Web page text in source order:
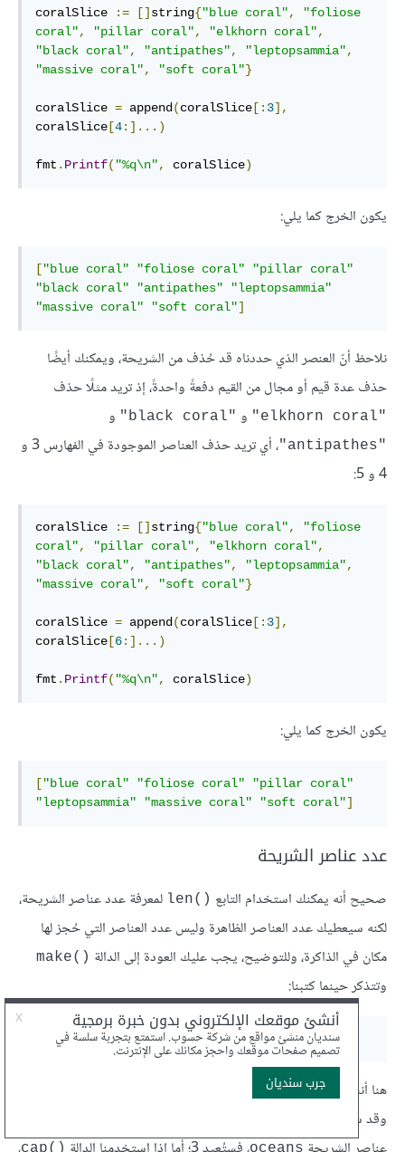
coralSlice := [] string{"blue coral",
"foliose
coral", "pillar coral", "elkhorn coral",
"black coral", "antipathes", "leptopsammia",
"massive coral", "soft coral"}
coralSlice = append(coralSlice [: 3],
coralSlice [4:]...)
fmt . Printf( "%q\n", coralSlice)
يكون الخرج كما يلي:
["blue coral" "foliose coral"
"pillar coral"
"black coral"
"antipathes"
"leptopsammia"
"massive coral"
"soft coral"]
نلاحظ أنّ العنصر الذي حددناه قد حُذف من الشريحة، ويمكنك أيضًا
حذف عدة قيم أو مجال من القيم دفعةً واحدةً، إذ تريد مثلًا حذف
"elkhorn coral" و "black coral" و
"antipathes"
، أي تريد حذف العناصر الموجودة في الفهارس 3 و
4 و 5:
coralSlice := [] string{"blue coral",
"foliose
coral", "pillar coral", "elkhorn coral",
"black coral", "antipathes", "leptopsammia",
"massive coral", "soft coral"}
coralSlice = append(coralSlice [: 3],
coralSlice [6:]...)
fmt . Printf( "%q\n", coralSlice)
يكون الخرج كما يلي:
["blue coral" "foliose coral"
"pillar coral"
"leptopsammia"
"massive coral" "soft coral"]
عدد عناصر الشريحة
صحيح أنه يمكنك استخدام التابع ()len
لمعرفة عدد عناصر الشريحة،
لكنه سيعطيك عدد العناصر الظاهرة وليس عدد العناصر التي حُجز لها
مكان في الذاكرة، وللتوضيح، يجب عليك العودة إلى الدالة ()make
وتتذكر حينما كتبنا:
oceans := make([]string, 3, 5)
وقد شرحنا ذلك سابقًا، فإذا استخدمنا الآن الدالة
oceans
()cap